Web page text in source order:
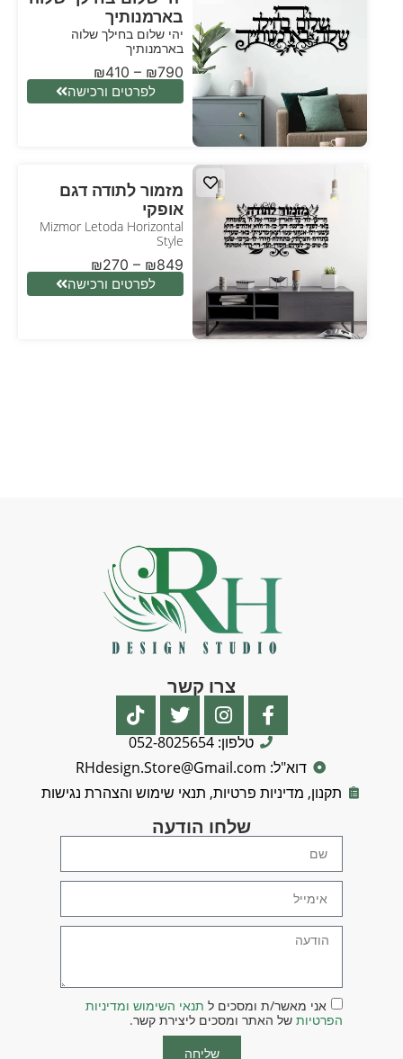
בארמנותיך
יהי שלום בחילך שלוה
בארמנותיך
₪410 – ₪790
לפרטים ורכישה
מזמור לתודה דגם
אופקי
Mizmor Letoda Horizontal
Style
₪270 – ₪849
לפרטים ורכישה
צרו קשר
טלפון: 052-8025654
דוא"ל: RHdesign.Store@Gmail.com
תקנון, מדיניות פרטיות, תנאי שימוש והצהרת נגישות
שלחו הודעה
אני מאשר/ת ומסכים ל תנאי השימוש ומדיניות
הפרטיות של האתר ומסכים ליצירת קשר.
שליחה